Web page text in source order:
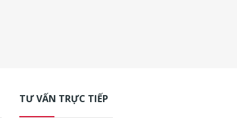
TƯ VẤN TRỰC TIẾP